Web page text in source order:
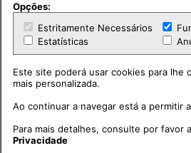
Opções:
Estritamente Necessários
Estatísticas
Este site poderá usar cookies para lhe
mais personalizada.
Ao continuar a navegar está a permitir
Para mais detalhes, consulte por favor
Privacidade